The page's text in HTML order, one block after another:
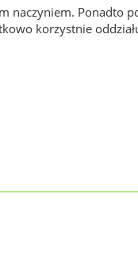
naczyniem. Ponadto
korzystnie